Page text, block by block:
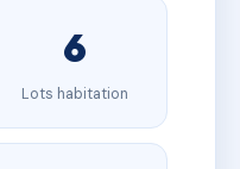
6
Lots habitation